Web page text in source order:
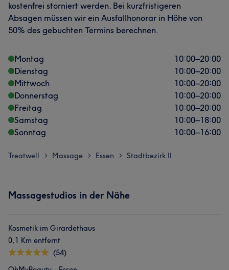
kostenfrei storniert werden. Bei kurzfristigeren
Absagen müssen wir ein Ausfallhonorar in Höhe von
50% des gebuchten Termins berechnen.
Montag 10:00–20:00
Dienstag
10:00–20:00
Mittwoch
10:00–20:00
Donnerstag
10:00–20:00
Freitag
10:00–20:00
Samstag
10:00–18:00
Sonntag
10:00–16:00
Treatwell > Massage > Essen > Stadtbezirk II
Massagestudios in der Nähe
Kosmetik im Girardethaus
0,1 Km entfernt
(54)